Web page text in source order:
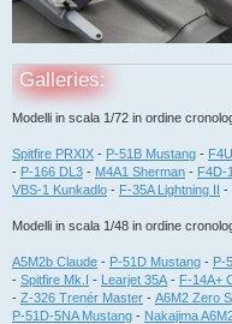
Galleries:
Modelli in scala 1/72 in ordine
Spitfire PRXIX - P-51B Mustang -
- P-166 DL3 - M4A1 Sherman - F4D-
VBS-1 Kunkadlo - F-35A Lightning II -
Modelli in scala 1/48 in ordine
A5M2b Claude - P-51D Mustang - P-
- Spitfire Mk.I - Learjet 35A - F-14A+
- Z-326 Trenér Master - A6M2 Zero
P-51D-5NA Mustang - Nakajima